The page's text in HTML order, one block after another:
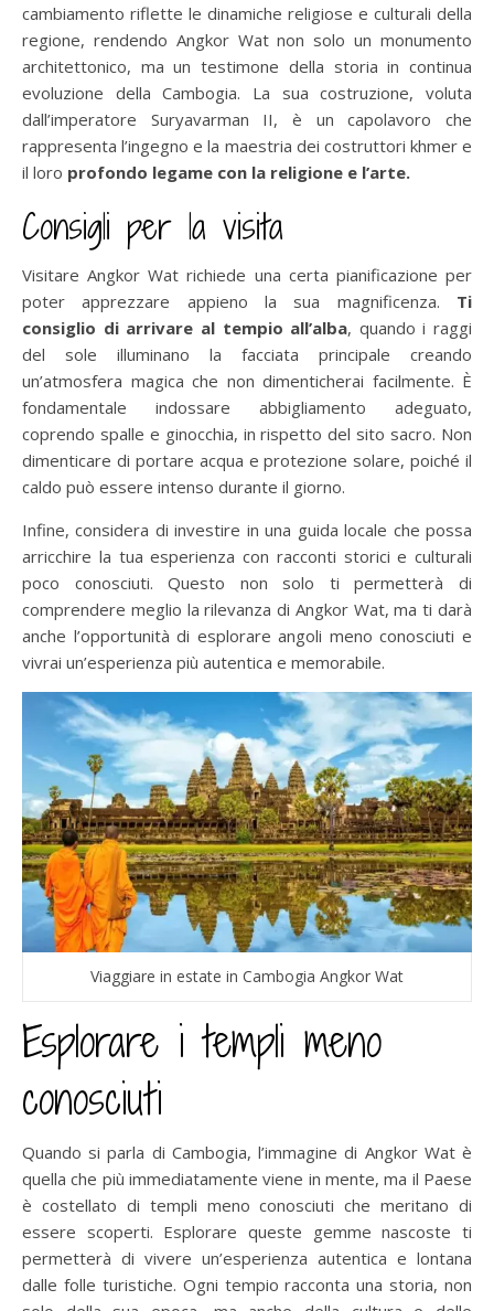
cambiamento riflette le dinamiche religiose e culturali della
regione, rendendo Angkor Wat non solo un monumento
architettonico, ma un testimone della storia in continua
evoluzione della Cambogia. La sua costruzione, voluta
dall’imperatore Suryavarman II, è un capolavoro che
rappresenta l’ingegno e la maestria dei costruttori khmer e
il loro profondo legame con la religione e l’arte.
Consigli per la visita
Visitare Angkor Wat richiede una certa pianificazione per
poter apprezzare appieno la sua magnificenza. Ti
consiglio di arrivare al tempio all’alba, quando i raggi
del sole illuminano la facciata principale creando
un’atmosfera magica che non dimenticherai facilmente. È
fondamentale indossare abbigliamento adeguato,
coprendo spalle e ginocchia, in rispetto del sito sacro. Non
dimenticare di portare acqua e protezione solare, poiché il
caldo può essere intenso durante il giorno.
Infine, considera di investire in una guida locale che possa
arricchire la tua esperienza con racconti storici e culturali
poco conosciuti. Questo non solo ti permetterà di
comprendere meglio la rilevanza di Angkor Wat, ma ti darà
anche l’opportunità di esplorare angoli meno conosciuti e
vivrai un’esperienza più autentica e memorabile.
Viaggiare in estate in Cambogia Angkor Wat
Esplorare i templi meno
conosciuti
Quando si parla di Cambogia, l’immagine di Angkor Wat è
quella che più immediatamente viene in mente, ma il Paese
è costellato di templi meno conosciuti che meritano di
essere scoperti. Esplorare queste gemme nascoste ti
permetterà di vivere un’esperienza autentica e lontana
dalle folle turistiche. Ogni tempio racconta una storia, non